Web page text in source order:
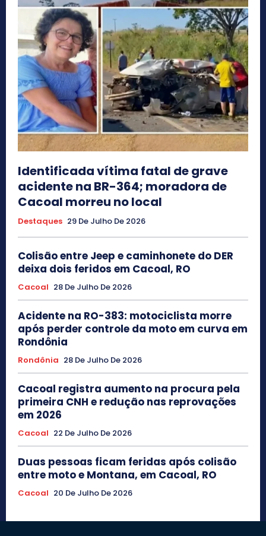
Identificada vítima fatal de grave
acidente na BR-364; moradora de
Cacoal morreu no local
Destaques 29 De Julho De 2026
Colisão entre Jeep e caminhonete do DER
deixa dois feridos em Cacoal, RO
Cacoal 28 De Julho De 2026
Acidente na RO-383: motociclista morre
após perder controle da moto em curva em
Rondônia
Rondônia 28 De Julho De 2026
Cacoal registra aumento na procura pela
primeira CNH e redução nas reprovações
em 2026
Cacoal 22 De Julho De 2026
Duas pessoas ficam feridas após colisão
entre moto e Montana, em Cacoal, RO
Cacoal 20 De Julho De 2026